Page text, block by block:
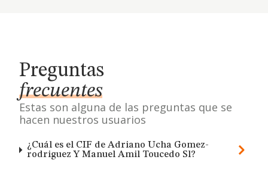
Preguntas
frecuentes
Estas son alguna de las preguntas que se
hacen nuestros usuarios
¿Cuál es el CIF de Adriano Ucha Gomez-
rodriguez Y Manuel Amil Toucedo Sl?